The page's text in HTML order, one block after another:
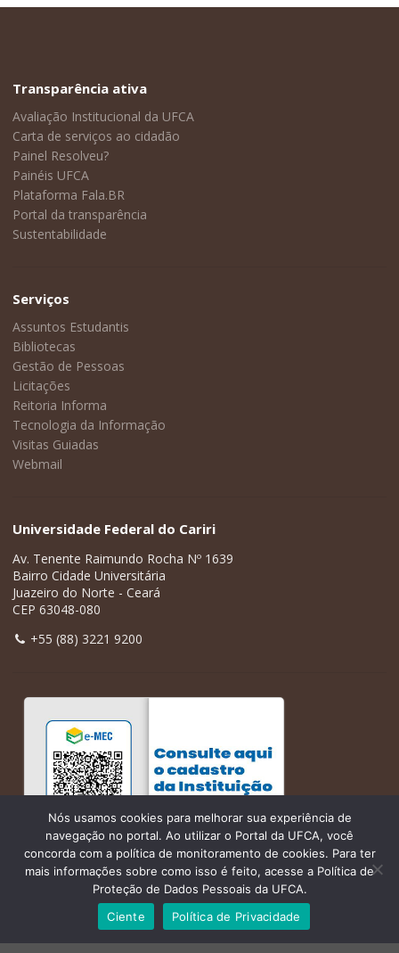
Transparência ativa
Avaliação Institucional da UFCA
Carta de serviços ao cidadão
Painel Resolveu?
Painéis UFCA
Plataforma Fala.BR
Portal da transparência
Sustentabilidade
Serviços
Assuntos Estudantis
Bibliotecas
Gestão de Pessoas
Licitações
Reitoria Informa
Tecnologia da Informação
Visitas Guiadas
Webmail
Universidade Federal do Cariri
Av. Tenente Raimundo Rocha Nº 1639
Bairro Cidade Universitária
Juazeiro do Norte - Ceará
CEP 63048-080
+55 (88) 3221 9200
Nós usamos cookies para melhorar sua experiência de
navegação no portal. Ao utilizar o Portal da UFCA, você
concorda com a política de monitoramento de cookies. Para ter
mais informações sobre como isso é feito, acesse a Política de
Proteção de Dados Pessoais da UFCA.
Ciente
Política de Privacidade